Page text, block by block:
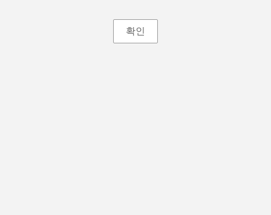
확인